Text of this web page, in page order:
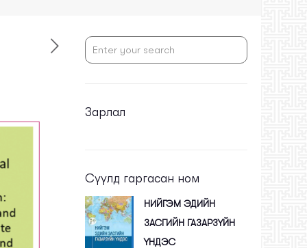
Зарлал
Сүүлд гаргасан ном
НИЙГЭМ ЭДИЙН
ЗАСГИЙН ГАЗАРЗҮЙН
ҮНДЭС